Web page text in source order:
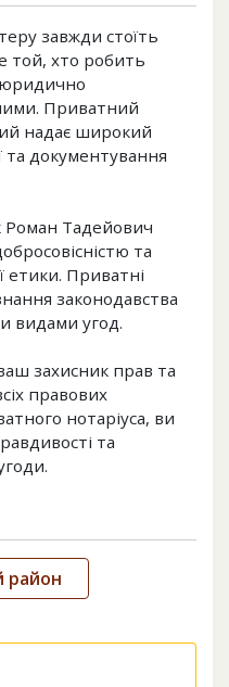
завжди стоїть
той, хто робить
Приватний
надає широкий
та документування
Роман Тадейович
та
етики. Приватні
законодавства
видами угод.
захисник прав та
правових
нотаріуса, ви
та
район